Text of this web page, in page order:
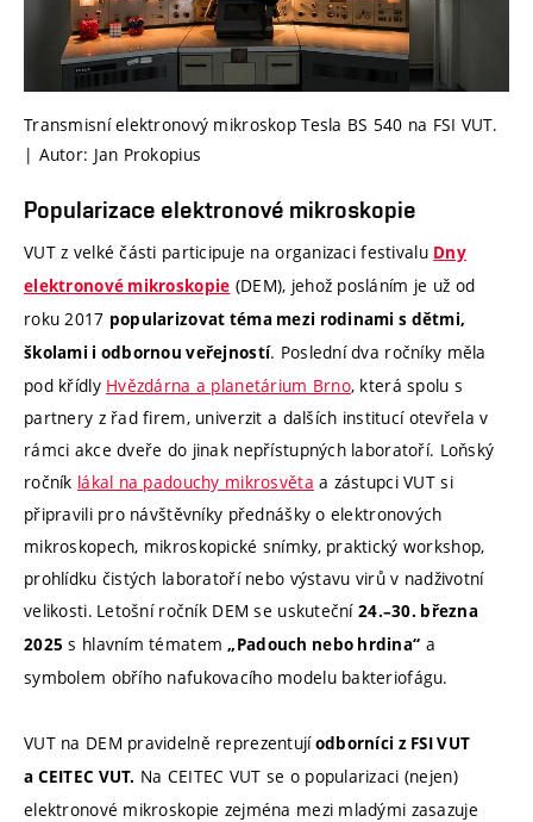
Transmisní elektronový mikroskop Tesla BS 540 na FSI VUT.
| Autor: Jan Prokopius
Popularizace elektronové mikroskopie
VUT z velké části participuje na organizaci festivalu Dny
elektronové mikroskopie (DEM), jehož posláním je už od
roku 2017 popularizovat téma mezi rodinami s dětmi,
školami i odbornou veřejností. Poslední dva ročníky měla
pod křídly Hvězdárna a planetárium Brno, která spolu s
partnery z řad firem, univerzit a dalších institucí otevřela v
rámci akce dveře do jinak nepřístupných laboratoří. Loňský
ročník lákal na padouchy mikrosvěta a zástupci VUT si
připravili pro návštěvníky přednášky o elektronových
mikroskopech, mikroskopické snímky, praktický workshop,
prohlídku čistých laboratoří nebo výstavu virů v nadživotní
velikosti. Letošní ročník DEM se uskuteční 24.–30. března
2025 s hlavním tématem „Padouch nebo hrdina“ a
symbolem obřího nafukovacího modelu bakteriofágu.
VUT na DEM pravidelně reprezentujíodborníci z FSI VUT
a CEITEC VUT. Na CEITEC VUT se o popularizaci (nejen)
elektronové mikroskopie zejména mezi mladými zasazuje